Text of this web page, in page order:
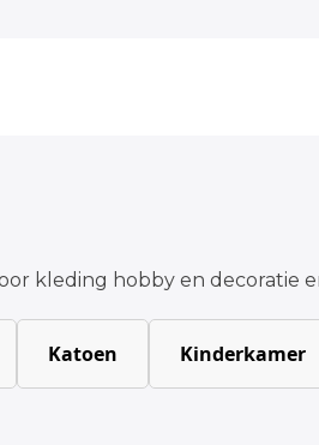
kleding hobby en decoratie
Katoen Kinderkamer